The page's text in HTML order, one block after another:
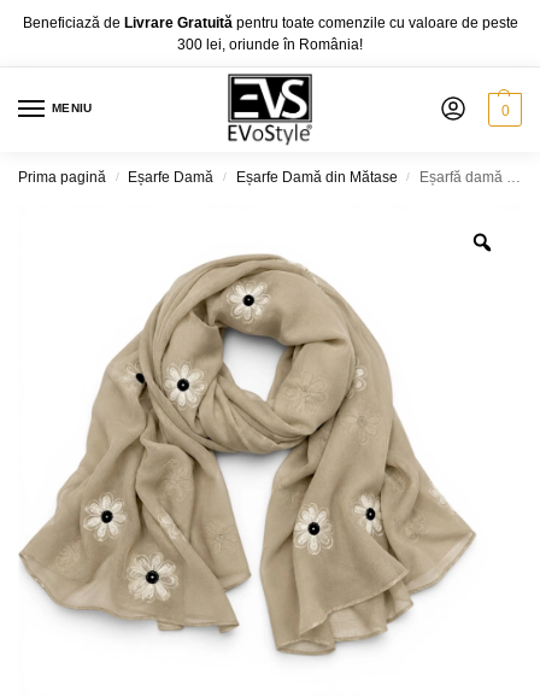
Beneficiază de Livrare Gratuită pentru toate comenzile cu valoare de peste
300 lei, oriunde în România!
MENIU 0
Prima pagină / Eșarfe Damă / Eșarfe Damă din Mătase / Eșarfă damă Soft Petals S161-3 – bej nisipiu cu flori brodate, 180 × 70 cm, Cutie Cadou